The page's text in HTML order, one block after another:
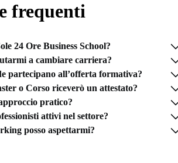
frequenti
24 Ore Business School?
a cambiare carriera?
partecipano all’offerta formativa?
o Corso riceverò un attestato?
pratico?
attivi nel settore?
posso aspettarmi?